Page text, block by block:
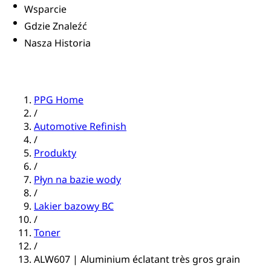
Wsparcie
Gdzie Znaleźć
Nasza Historia
PPG Home
/
Automotive Refinish
/
Produkty
/
Płyn na bazie wody
/
Lakier bazowy BC
/
Toner
/
ALW607 | Aluminium éclatant très gros grain